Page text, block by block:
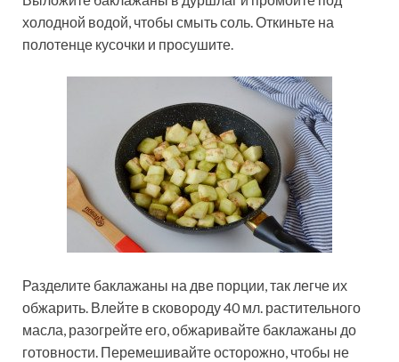
холодной водой, чтобы смыть соль. Откиньте на
полотенце кусочки и просушите.
Разделите баклажаны на две порции, так легче их
обжарить. Влейте в сковороду 40 мл. растительного
масла, разогрейте его, обжаривайте баклажаны до
готовности. Перемешивайте осторожно, чтобы не